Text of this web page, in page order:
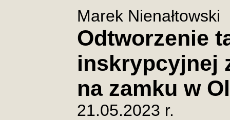
Marek Nienałtowski
Odtworzenie
inskrypcyjnej
na zamku w
21.05.2023 r.